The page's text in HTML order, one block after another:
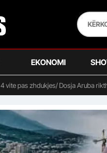
EKONOMI
4 vite pas zhdukjes/ Dosja Aruba